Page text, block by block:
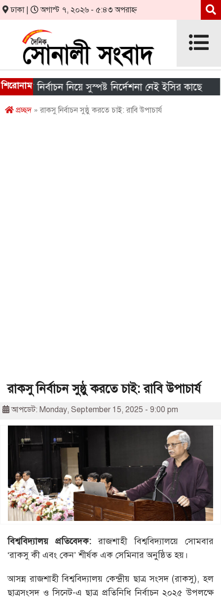
ঢাকা | অগাস্ট ৭, ২০২৬ - ৫:৪৩ অপরাহ্ন
শিরোনাম
নির্বাচন নিয়ে সুস্পষ্ট নির্দেশনা নেই ইসির কাছে
প্রচ্ছদ» রাকসু নির্বাচন সুষ্ঠু করতে চাই: রাবি উপাচার্য
রাকসু নির্বাচন সুষ্ঠু করতে চাই: রাবি উপাচার্য
আপডেট: Monday, September 15, 2025 - 9:00 pm
বিশ্ববিদ্যালয় প্রতিবেদক: রাজশাহী বিশ্ববিদ্যালয়ে সোমবার
‘রাকসু কী এবং কেন’ শীর্ষক এক সেমিনার অনুষ্ঠিত হয়।
আসন্ন রাজশাহী বিশ্ববিদ্যালয় কেন্দ্রীয় ছাত্র সংসদ (রাকসু), হল
ছাত্রসংসদ ও সিনেট-এ ছাত্র প্রতিনিধি নির্বাচন ২০২৫ উপলক্ষে